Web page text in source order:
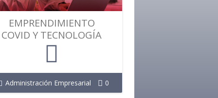
EMPRENDIMIENTO
COVID Y TECNOLOGÍA
0
Administración Empresarial